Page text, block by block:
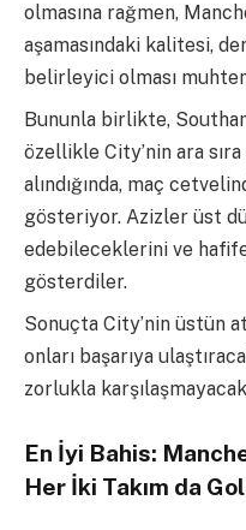
olmasına rağmen,
aşamasındaki kalitesi,
belirleyici olması
Bununla birlikte,
özellikle City’nin ara
alındığında, maç
gösteriyor. Azizler üst
edebileceklerini ve
gösterdiler.
Sonuçta City’nin üstün
onları başarıya
zorlukla
En İyi Bahis:
Her İki Takım da